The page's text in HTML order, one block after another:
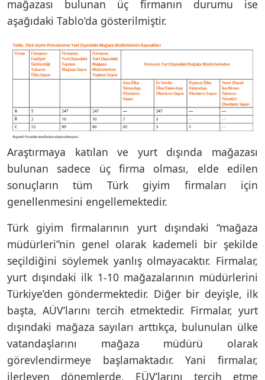
mağazası bulunan üç firmanın durumu ise
aşağıdaki Tablo’da gösterilmiştir.
Araştırmaya katılan ve yurt dışında mağazası
bulunan sadece üç firma olması, elde edilen
sonuçların tüm Türk giyim firmaları için
genellenmesini engellemektedir.
Türk giyim firmalarının yurt dışındaki “mağaza
müdürleri”nin genel olarak kademeli bir şekilde
seçildiğini söylemek yanlış olmayacaktır. Firmalar,
yurt dışındaki ilk 1-10 mağazalarının müdürlerini
Türkiye’den göndermektedir. Diğer bir deyişle, ilk
başta, AÜV’larını tercih etmektedir. Firmalar, yurt
dışındaki mağaza sayıları arttıkça, bulunulan ülke
vatandaşlarını mağaza müdürü olarak
görevlendirmeye başlamaktadır. Yani firmalar,
ilerleyen dönemlerde, EÜV’larını tercih etme